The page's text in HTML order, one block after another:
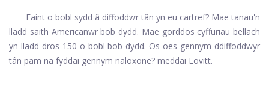
Faint o bobl sydd â diffoddwr tân yn eu cartref? Mae tanau'n
lladd saith Americanwr bob dydd. Mae gorddos cyffuriau bellach
yn lladd dros 150 o bobl bob dydd. Os oes gennym ddiffoddwyr
tân pam na fyddai gennym naloxone? meddai Lovitt.